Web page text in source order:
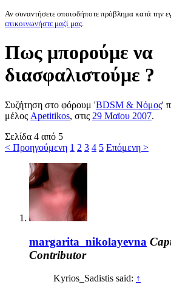
Αν συναντήσετε οποιοδήποτε πρόβλημα κατά την
επικοινωνήστε μαζί μας.
Πως μπορούμε να
διασφαλιστούμε ?
Συζήτηση στο φόρουμ 'BDSM & Νόμος'
μέλος Apetitikos, στις 29 Μαϊου 2007.
Σελίδα 4 από 5
< Προηγούμενη 1 2 3 4 5 Επόμενη >
margarita_nikolayevna
Contributor
Kyrios_Sadistis said: ↑